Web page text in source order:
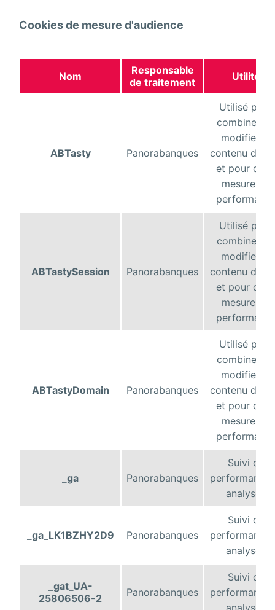
Cookies de mesure d'audience
Nom
Responsable
de traitement
Utilité
ABTasty Panorabanques
Utilisé pour
combiner ou
modifier le
contenu du
et pour de
mesure de
ABTastySession Panorabanques
Utilisé pour
combiner ou
modifier le
contenu du
et pour de
mesure de
ABTastyDomain Panorabanques
Utilisé pour
combiner ou
modifier le
contenu du
et pour de
mesure de
_ga Panorabanques
Suivi de
performance
analyses
_ga_LK1BZHY2D9 Panorabanques
Suivi de
performance
analyses
_gat_UA-
25806506-2
Panorabanques
Suivi de
performance